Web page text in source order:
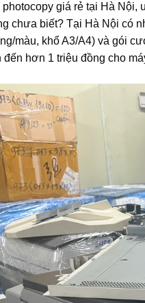
photocopy giá rẻ tại Hà
chưa biết? Tại Hà Nội có
màu, khổ A3/A4) và gói
đến hơn 1 triệu đồng cho